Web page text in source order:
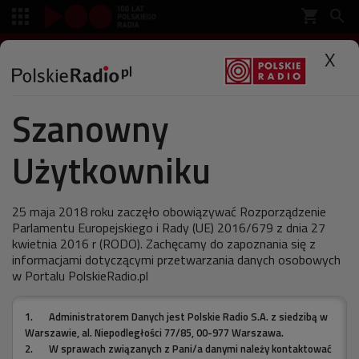
 X
Szanowny
Użytkowniku
25 maja 2018 roku zaczęło obowiązywać Rozporządzenie
Parlamentu Europejskiego i Rady (UE) 2016/679 z dnia 27
kwietnia 2016 r (RODO). Zachęcamy do zapoznania się z
informacjami dotyczącymi przetwarzania danych osobowych
w Portalu PolskieRadio.pl
1.
Administratorem Danych jest Polskie Radio S.A. z siedzibą w
Warszawie, al. Niepodległości 77/85, 00-977 Warszawa.
2.
W sprawach związanych z Pani/a danymi należy kontaktować
Wydarzenia
Jennifer Lopez w Polsce: bilet
kupisz na stadionie
ostatnia aktualizacja:
Gwiazda muzyki pop, aktorka i jedna z